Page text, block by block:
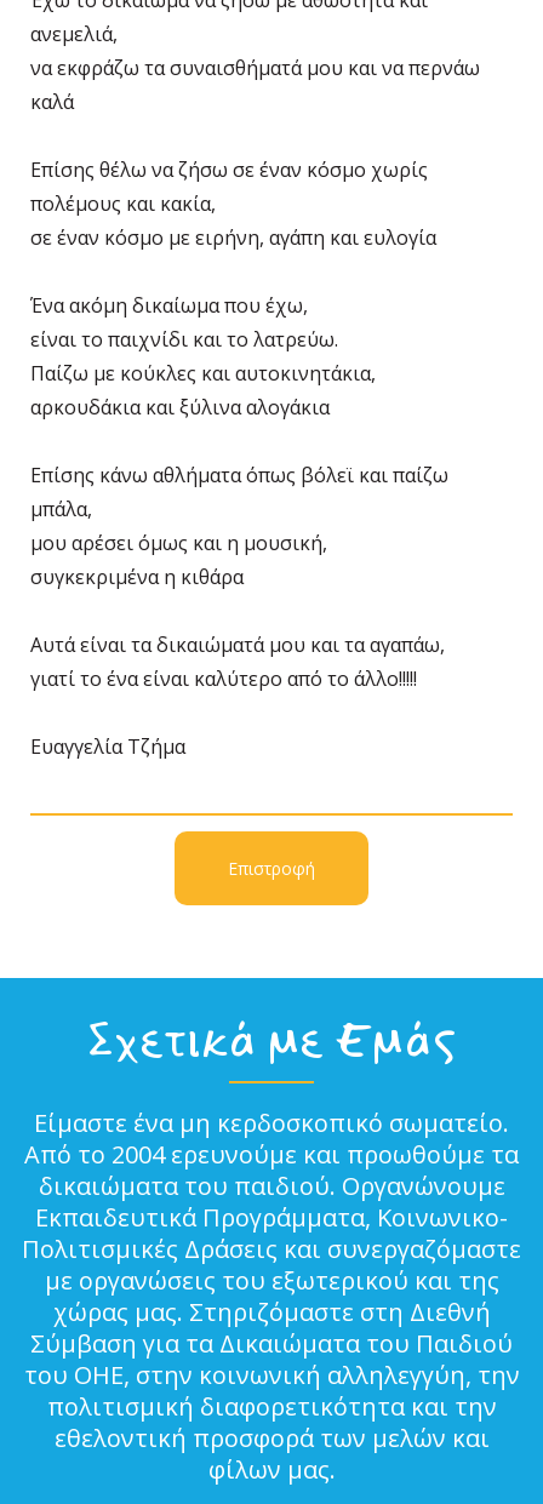
ανεμελιά,
να εκφράζω τα συναισθήματά μου και να περνάω
καλά
Επίσης θέλω να ζήσω σε έναν κόσμο χωρίς
πολέμους και κακία,
σε έναν κόσμο με ειρήνη, αγάπη και ευλογία
Ένα ακόμη δικαίωμα που έχω,
είναι το παιχνίδι και το λατρεύω.
Παίζω με κούκλες και αυτοκινητάκια,
αρκουδάκια και ξύλινα αλογάκια
Επίσης κάνω αθλήματα όπως βόλεϊ και παίζω
μπάλα,
μου αρέσει όμως και η μουσική,
συγκεκριμένα η κιθάρα
Αυτά είναι τα δικαιώματά μου και τα αγαπάω,
γιατί το ένα είναι καλύτερο από το άλλο!!!!!
Ευαγγελία Τζήμα
Επιστροφή
Σχετικά με Εμάς
Είμαστε ένα μη κερδοσκοπικό σωματείο.
Από το 2004 ερευνούμε και προωθούμε τα
δικαιώματα του παιδιού. Οργανώνουμε
Εκπαιδευτικά Προγράμματα, Κοινωνικο-
Πολιτισμικές Δράσεις και συνεργαζόμαστε
με οργανώσεις του εξωτερικού και της
χώρας μας. Στηριζόμαστε στη Διεθνή
Σύμβαση για τα Δικαιώματα του Παιδιού
του ΟΗΕ, στην κοινωνική αλληλεγγύη, την
πολιτισμική διαφορετικότητα και την
εθελοντική προσφορά των μελών και
φίλων μας.